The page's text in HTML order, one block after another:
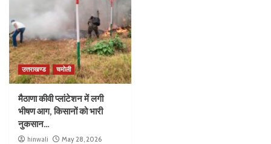
उत्तराखण्ड चमोली
मैठाणा कीवी प्लांटेशन में लगी
भीषण आग, किसानों को भारी
नुकसान…
hinwali May 28, 2026